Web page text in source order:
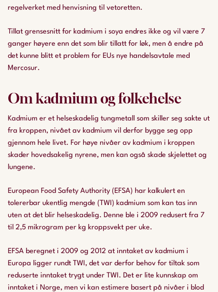
regelverket med henvisning til vetoretten.
Tillat grensesnitt for kadmium i soya endres ikke og vil være 7
ganger høyere enn det som blir tillatt for løk, men å endre på
det kunne blitt et problem for EUs nye handelsavtale med
Mercosur.
Om kadmium og folkehelse
Kadmium er et helseskadelig tungmetall som skiller seg sakte ut
fra kroppen, nivået av kadmium vil derfor bygge seg opp
gjennom hele livet. For høye nivåer av kadmium i kroppen
skader hovedsakelig nyrene, men kan også skade skjelettet og
lungene.
European Food Safety Authority (EFSA) har kalkulert en
tolererbar ukentlig mengde (TWI) kadmium som kan tas inn
uten at det blir helseskadelig. Denne ble i 2009 redusert fra 7
til 2,5 mikrogram per kg kroppsvekt per uke.
EFSA beregnet i 2009 og 2012 at inntaket av kadmium i
Europa ligger rundt TWI, det var derfor behov for tiltak som
reduserte inntaket trygt under TWI. Det er lite kunnskap om
inntaket i Norge, men vi kan estimere basert på nivåer i blod